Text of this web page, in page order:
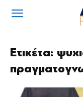
Ετικέτα: